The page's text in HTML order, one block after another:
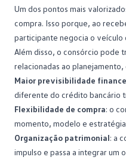
Um dos pontos mais
compra. Isso porque, ao
participante negocia o veículo
Além disso, o consórcio pode
relacionadas ao planejamento,
Maior previsibilidade
diferente do crédito bancário
Flexibilidade de compra: o
momento, modelo e
Organização patrimonial: a
impulso e passa a integrar um